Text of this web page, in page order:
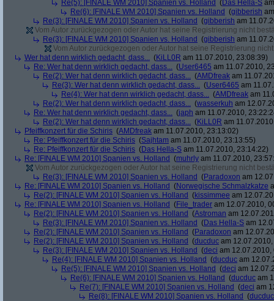
Re(5): [FINALE WM 2010] Spanien vs. Holland (Das Hella-S
Re(6): [FINALE WM 2010] Spanien vs. Holland (gibberish
Re(3): [FINALE WM 2010] Spanien vs. Holland (gibberish am
Vom Autor zurückgezogen oder Autor hat seine Registrierung nicht
Re(3): [FINALE WM 2010] Spanien vs. Holland (gibberish am
Vom Autor zurückgezogen oder Autor hat seine Registrierung
Wer hat denn wirklich gedacht, dass... (KiLL0R am 11.07.2010, 23:08:39)
Re: Wer hat denn wirklich gedacht, dass... (User6465 am 11.07.2010,
Re(2): Wer hat denn wirklich gedacht, dass... (AMDfreak am
Re(3): Wer hat denn wirklich gedacht, dass... (User6465 am
Re(4): Wer hat denn wirklich gedacht, dass... (AMDfreak am
Re(2): Wer hat denn wirklich gedacht, dass... (wasserkuh am
Re: Wer hat denn wirklich gedacht, dass... (japh am 11.07.2010,
Re(2): Wer hat denn wirklich gedacht, dass... (KiLL0R am
Pfeiffkonzert für die Schiris (AMDfreak am 11.07.2010, 23:13:02)
Re: Pfeiffkonzert für die Schiris (Sajhtam am 11.07.2010, 23:13:55)
Re: Pfeiffkonzert für die Schiris (Das Hella-S am 11.07.2010, 23:14:22)
Re: [FINALE WM 2010] Spanien vs. Holland (muhrly am 11.07.2010,
Vom Autor zurückgezogen oder Autor hat seine Registrierung nicht
Re(3): [FINALE WM 2010] Spanien vs. Holland (Paradoxon am
Re: [FINALE WM 2010] Spanien vs. Holland (Norwegische Schmalzkatze
Re(2): [FINALE WM 2010] Spanien vs. Holland (kissimmee am
Re: [FINALE WM 2010] Spanien vs. Holland (File_trader am 12.07.2010,
Re(2): [FINALE WM 2010] Spanien vs. Holland (Astroman am
Re(3): [FINALE WM 2010] Spanien vs. Holland (Das Hella-S am
Re(2): [FINALE WM 2010] Spanien vs. Holland (Paradoxon am
Re(2): [FINALE WM 2010] Spanien vs. Holland (ducduc am
Re(3): [FINALE WM 2010] Spanien vs. Holland (deci am 12.07.2010,
Re(4): [FINALE WM 2010] Spanien vs. Holland (ducduc am
Re(5): [FINALE WM 2010] Spanien vs. Holland (deci am
Re(6): [FINALE WM 2010] Spanien vs. Holland (ducduc am
Re(7): [FINALE WM 2010] Spanien vs. Holland (deci am
Re(8): [FINALE WM 2010] Spanien vs. Holland (ducduc